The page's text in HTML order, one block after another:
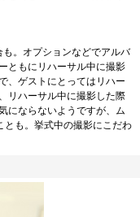
。オプションなどでアルバ
ともにリハーサル中に撮影
、ゲストにとってはリハー
リハーサル中に撮影した際
にならないようですが、ム
とも。挙式中の撮影にこだわ